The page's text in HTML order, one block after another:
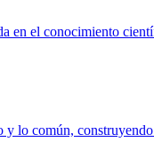
en el conocimiento
lo común,